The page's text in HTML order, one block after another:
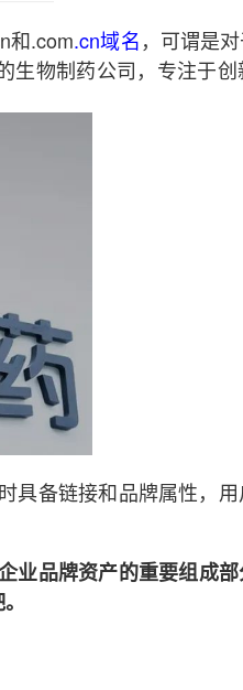
和.com.cn域名，可谓是
生物制药公司，专注于
具备链接和品牌属性，
业品牌资产的重要组成